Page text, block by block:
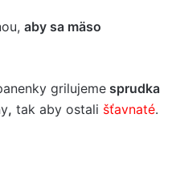
aby sa mäso
grilujeme sprudka
, tak aby ostali šťavnaté.